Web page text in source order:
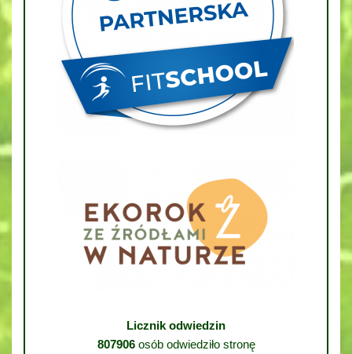
Licznik odwiedzin
807906osób odwiedziło stronę